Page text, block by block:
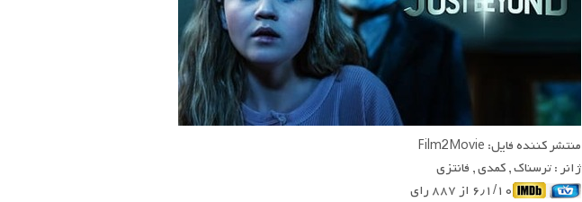
منتشر کننده فایل: Film2Movie
ژانر : ترسناک , کمدی , فانتزی
۶٫۱/۱۰ از ۸۸۷ رای